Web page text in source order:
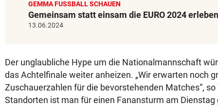
GEMMA FUSSBALL SCHAUEN
Gemeinsam statt einsam die EURO 2024 erleben
13.06.2024
Der unglaubliche Hype um die Nationalmannschaft
das Achtelfinale weiter anheizen. „Wir erwarten noch
Zuschauerzahlen für die bevorstehenden Matches“, so
Standorten ist man für einen Fanansturm am Dienstag